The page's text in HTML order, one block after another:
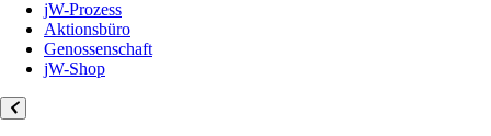
jW-Prozess
Aktionsbüro
Genossenschaft
jW-Shop